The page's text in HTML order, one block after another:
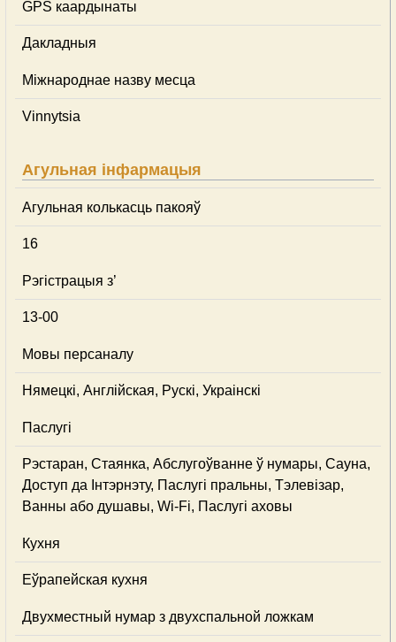
GPS каардынаты
Дакладныя
Міжнароднае назву месца
Vinnytsia
Агульная інфармацыя
Агульная колькасць пакояў
16
Рэгістрацыя з’
13-00
Мовы персаналу
Нямецкі, Англійская, Рускі, Украінскі
Паслугі
Рэстаран, Стаянка, Абслугоўванне ў нумары, Сауна,
Доступ да Інтэрнэту, Паслугі пральны, Тэлевізар,
Ванны або душавы, Wi-Fi, Паслугі аховы
Кухня
Еўрапейская кухня
Двухместный нумар з двухспальной ложкам